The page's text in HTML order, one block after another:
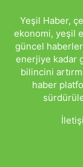
Yeşil Haber,
ekonomi, yeşil
güncel
enerjiye kadar
bilincini
haber